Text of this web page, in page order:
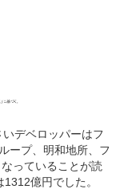
デベロッパーはフ
ープ、明和地所、フ
っていることが読
億円でした。